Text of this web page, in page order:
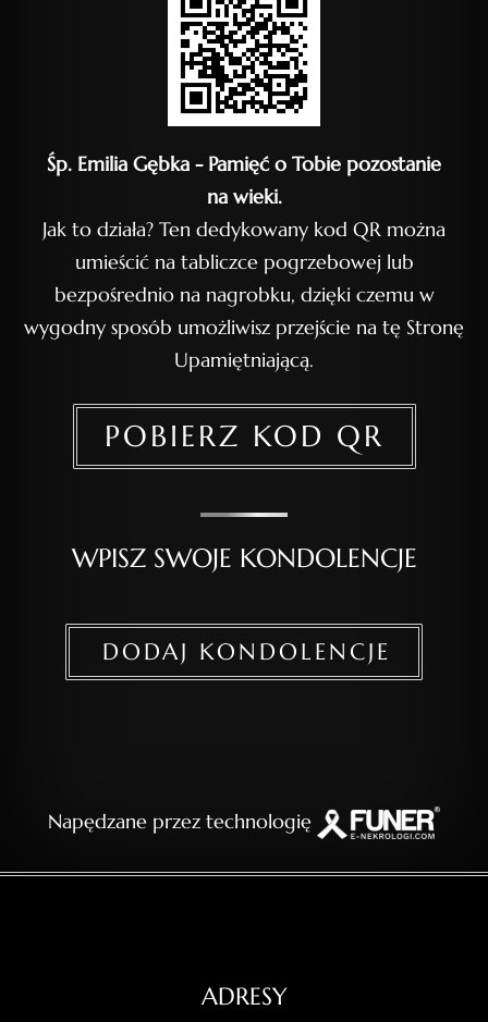
Śp. Emilia Gębka - Pamięć o Tobie pozostanie
na wieki.
Jak to działa? Ten dedykowany kod QR można
umieścić na tabliczce pogrzebowej lub
bezpośrednio na nagrobku, dzięki czemu w
wygodny sposób umożliwisz przejście na tę Stronę
Upamiętniającą.
POBIERZ KOD QR
WPISZ SWOJE KONDOLENCJE
DODAJ KONDOLENCJE
Napędzane przez technologię
ADRESY